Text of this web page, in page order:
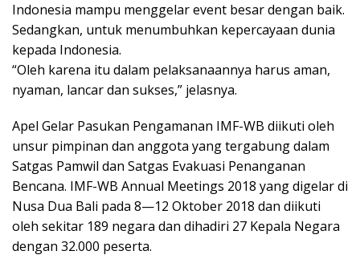
Indonesia mampu menggelar event besar dengan baik.
Sedangkan, untuk menumbuhkan kepercayaan dunia
kepada Indonesia.
“Oleh karena itu dalam pelaksanaannya harus aman,
nyaman, lancar dan sukses,” jelasnya.
Apel Gelar Pasukan Pengamanan IMF-WB diikuti oleh
unsur pimpinan dan anggota yang tergabung dalam
Satgas Pamwil dan Satgas Evakuasi Penanganan
Bencana. IMF-WB Annual Meetings 2018 yang digelar di
Nusa Dua Bali pada 8—12 Oktober 2018 dan diikuti
oleh sekitar 189 negara dan dihadiri 27 Kepala Negara
dengan 32.000 peserta.